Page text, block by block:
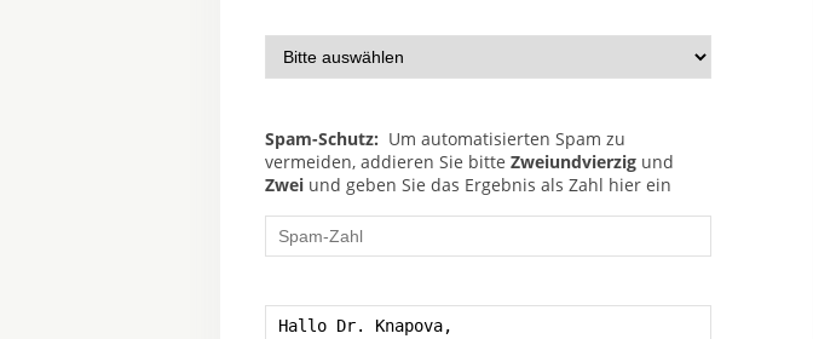
Spam-Schutz: Um automatisierten Spam zu
vermeiden, addieren Sie bitte Zweiundvierzig und
Zwei und geben Sie das Ergebnis als Zahl hier ein